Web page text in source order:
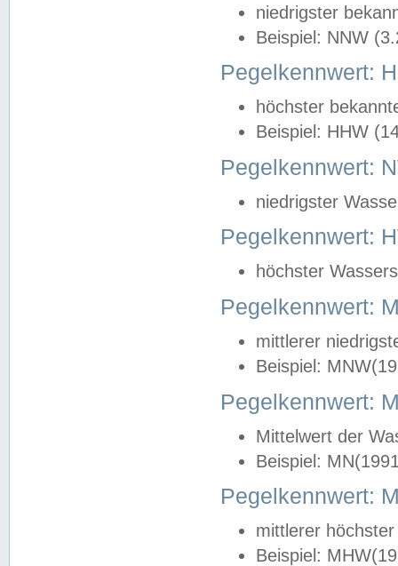
niedrigster
Beispiel: NNW
Pegelkennwert:
höchster
Beispiel: HHW
Pegelkennwert:
niedrigster
Pegelkennwert:
höchster
Pegelkennwert:
mittlerer
Beispiel:
Pegelkennwert:
Mittelwert der
Beispiel:
Pegelkennwert:
mittlerer
Beispiel: